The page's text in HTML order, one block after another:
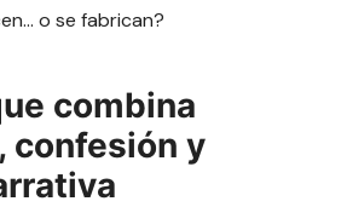
o se fabrican?
combina
confesión y